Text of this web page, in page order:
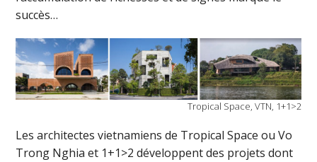
succès…
Tropical Space, VTN, 1+1>2
Les architectes vietnamiens de Tropical Space ou Vo
Trong Nghia et 1+1>2 développent des projets dont